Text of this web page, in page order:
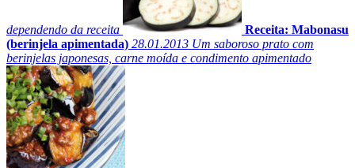
dependendo da receita
Receita: Mabonasu
(berinjela apimentada) 28.01.2013 Um saboroso prato com
berinjelas japonesas, carne moída e condimento apimentado